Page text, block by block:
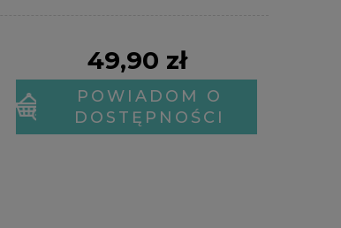
49,90 zł
POWIADOM O
DOSTĘPNOŚCI